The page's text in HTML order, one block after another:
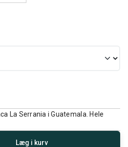
La Serrania i Guatemala. Hele
Læg i kurv